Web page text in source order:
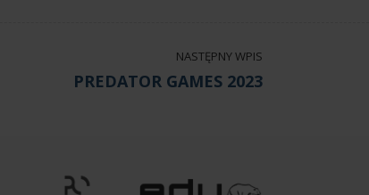
NASTĘPNY WPIS
PREDATOR GAMES 2023